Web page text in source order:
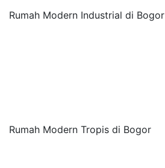
Rumah Modern Industrial di Bogor
Rumah Modern Tropis di Bogor